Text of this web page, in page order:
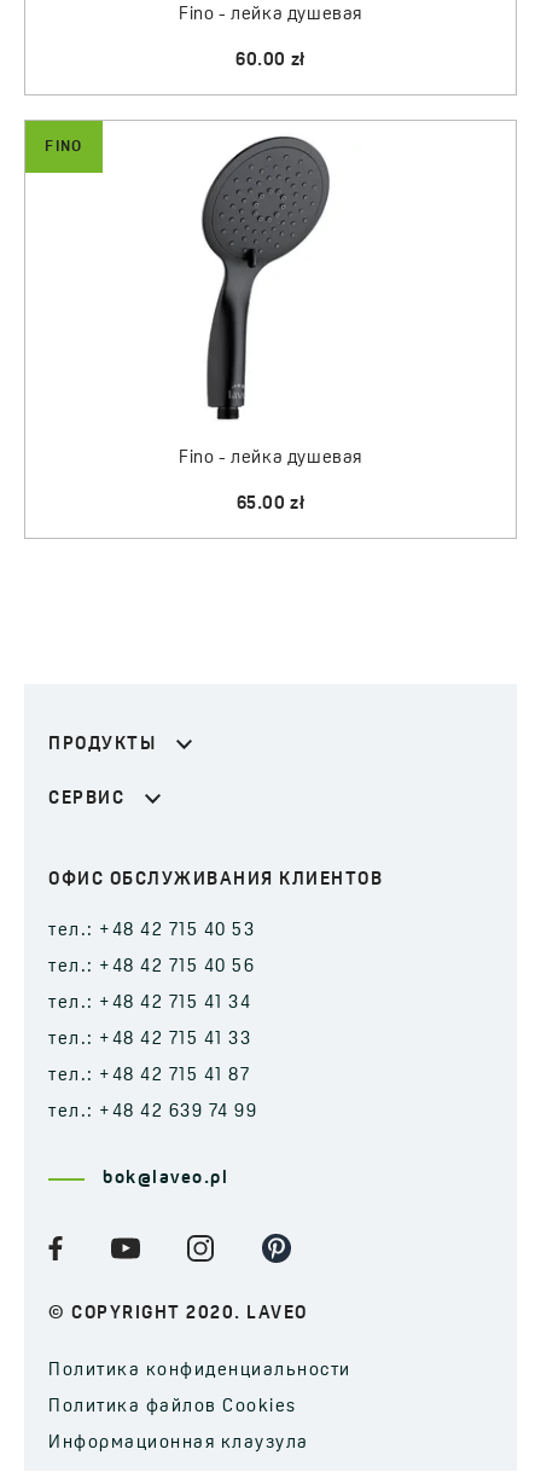
Fino - лейка душевая
60.00 zł
FINO
Fino - лейка душевая
65.00 zł
ПРОДУКТЫ
СЕРВИС
ОФИС ОБСЛУЖИВАНИЯ КЛИЕНТОВ
тел.: +48 42 715 40 53
тел.: +48 42 715 40 56
тел.: +48 42 715 41 34
тел.: +48 42 715 41 33
тел.: +48 42 715 41 87
тел.: +48 42 639 74 99
bok@laveo.pl
© COPYRIGHT 2020. LAVEO
Политика конфиденциальности
Политика файлов Cookies
Информационная клаузула